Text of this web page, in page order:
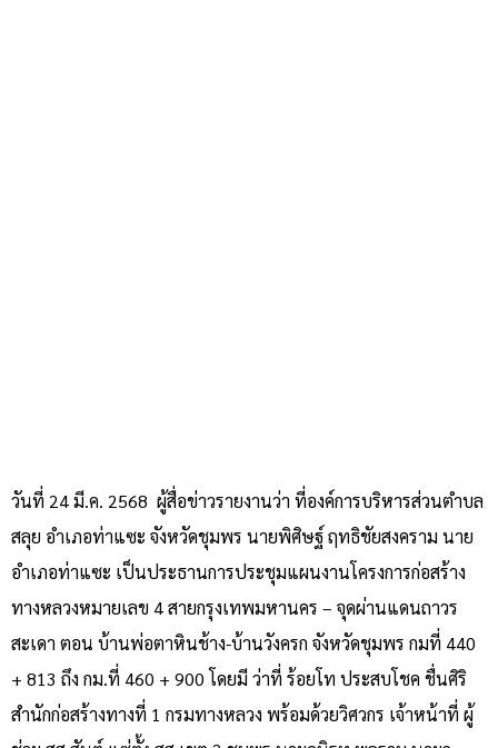
วันที่ 24 มี.ค. 2568 ผู้สื่อข่าวรายงานว่า ที่องค์การบริหารส่วนตำบล
สลุย อำเภอท่าแซะ จังหวัดชุมพร นายพิศิษฐ์ ฤทธิชัยสงคราม นาย
อำเภอท่าแซะ เป็นประธานการประชุมแผนงานโครงการก่อสร้าง
ทางหลวงหมายเลข 4 สายกรุงเทพมหานคร – จุดผ่านแดนถาวร
สะเดา ตอน บ้านพ่อตาหินช้าง-บ้านวังครก จังหวัดชุมพร กมที่ 440
+ 813 ถึง กม.ที่ 460 + 900 โดยมี ว่าที่ ร้อยโท ประสบโชค ชื่นศิริ
สำนักก่อสร้างทางที่ 1 กรมทางหลวง พร้อมด้วยวิศวกร เจ้าหน้าที่ ผู้